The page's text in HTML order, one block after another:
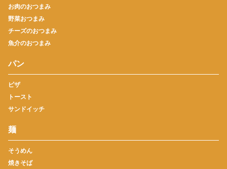
お肉のおつまみ
野菜おつまみ
チーズのおつまみ
魚介のおつまみ
パン
ピザ
トースト
サンドイッチ
麺
そうめん
焼きそば